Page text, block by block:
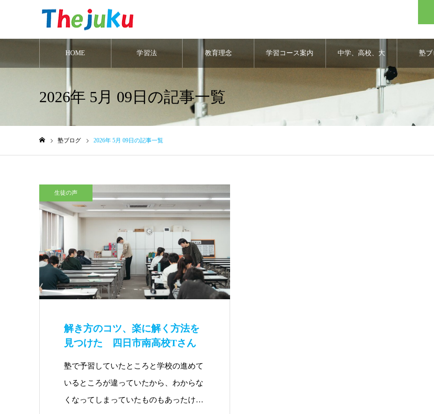
HOME 学習法 教育理念 学習コース案内 中学、高校、大 塾
2026年 5月 09日の記事一覧
塾ブログ 2026年 5月 09日の記事一覧
生徒の声
解き方のコツ、楽に解く方法を
見つけた 四日市南高校Tさん
塾で予習していたところと学校の進めて
いるところが違っていたから、わからな
くなってしまっていたものもあったけ